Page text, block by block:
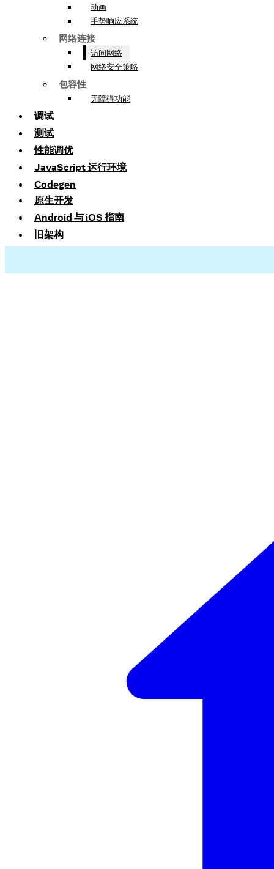
动画
手势响应系统
网络连接
访问网络
网络安全策略
包容性
无障碍功能
调试
测试
性能调优
JavaScript 运行环境
Codegen
原生开发
Android 与 iOS 指南
旧架构